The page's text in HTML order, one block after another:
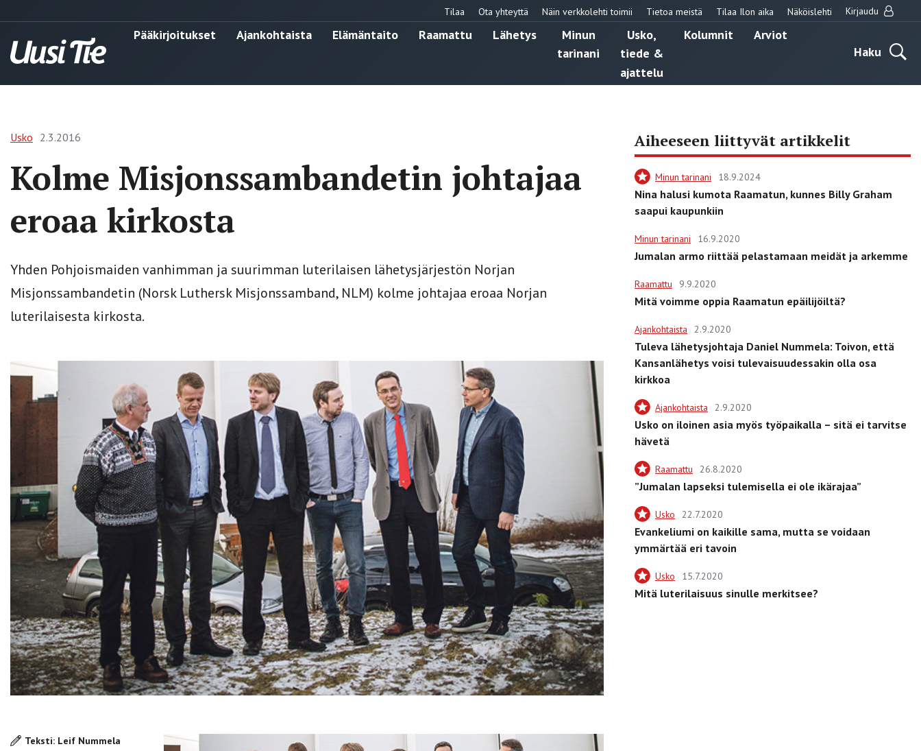
Tilaa Ota yhteyttä Näin verkkolehti toimii Tietoa meistä Tilaa Ilon aika Näköislehti Kirjaudu
Pääkirjoitukset Ajankohtaista Elämäntaito Raamattu Lähetys
Minun
tarinani
Usko,
tiede &
ajattelu
Kolumnit
Arviot
Haku
Usko 2.3.2016
Kolme Misjons­sambandetin johtajaa
eroaa kirkosta
Yhden Pohjoismaiden vanhimman ja suurimman luterilaisen lähetysjärjestön Norjan
Misjonssambandetin (Norsk Luthersk Misjonssamband, NLM) kolme johtajaa eroaa Norjan
luterilaisesta kirkosta.
Teksti: Leif Nummela
Aiheeseen liittyvät artikkelit
Minun tarinani 18.9.2024
Nina halusi kumota Raamatun, kunnes Billy Graham
saapui kaupunkiin
Minun tarinani 16.9.2020
Jumalan armo riittää pelastamaan meidät ja arkemme
Raamattu 9.9.2020
Mitä voimme oppia Raamatun epäilijöiltä?
Ajankohtaista 2.9.2020
Tuleva lähetysjohtaja Daniel Nummela: Toivon, että
Kansanlähetys voisi tulevaisuudessakin olla osa
kirkkoa
Ajankohtaista 2.9.2020
Usko on iloinen asia myös työpaikalla – sitä ei tarvitse
hävetä
Raamattu 26.8.2020
”Jumalan lapseksi tulemisella ei ole ikärajaa”
Usko 22.7.2020
Evankeliumi on kaikille sama, mutta se voidaan
ymmärtää eri tavoin
Usko 15.7.2020
Mitä luterilaisuus sinulle merkitsee?